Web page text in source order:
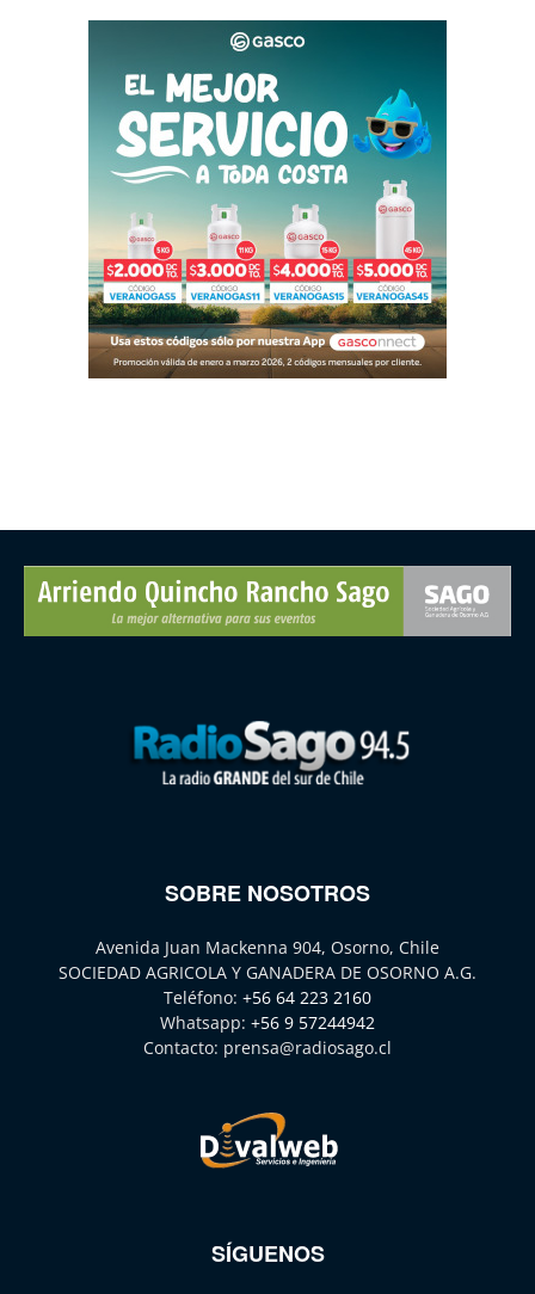
SOBRE NOSOTROS
Avenida Juan Mackenna 904, Osorno, Chile
SOCIEDAD AGRICOLA Y GANADERA DE OSORNO A.G.
Teléfono: +56 64 223 2160
Whatsapp: +56 9 57244942
Contacto: prensa@radiosago.cl
SÍGUENOS